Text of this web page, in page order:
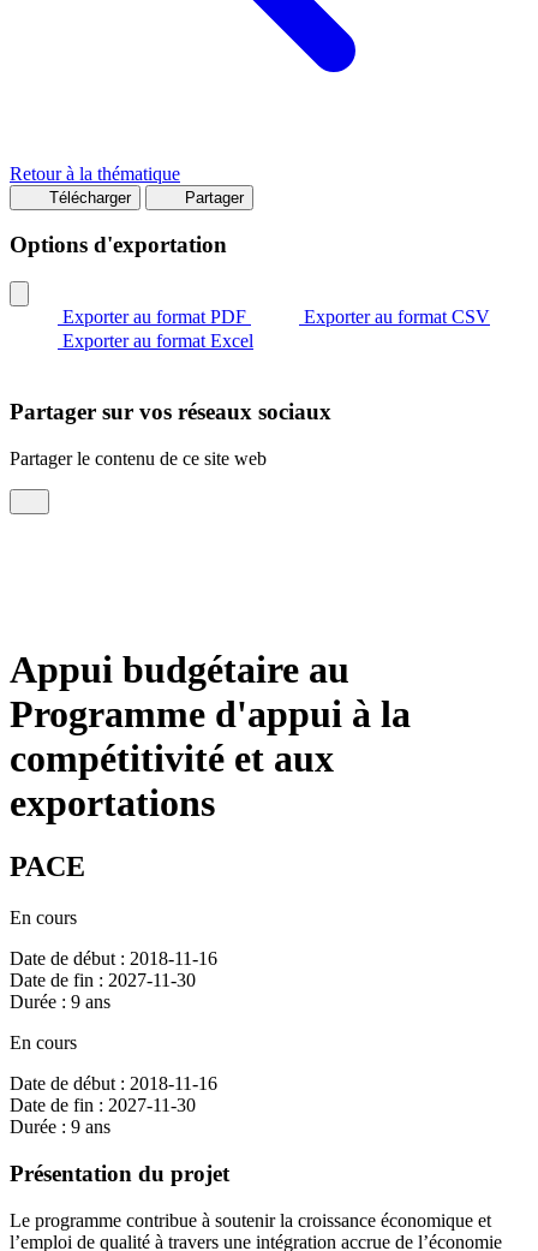
Retour à la thématique
Télécharger Partager
Options d'exportation
Exporter au format PDF
Exporter au format CSV
Exporter au format Excel
Partager sur vos réseaux sociaux
Partager le contenu de ce site web
Appui budgétaire au
Programme d'appui à la
compétitivité et aux
exportations
PACE
En cours
Date de début : 2018-11-16
Date de fin : 2027-11-30
Durée : 9 ans
En cours
Date de début : 2018-11-16
Date de fin : 2027-11-30
Durée : 9 ans
Présentation du projet
Le programme contribue à soutenir la croissance économique et
l’emploi de qualité à travers une intégration accrue de l’économie